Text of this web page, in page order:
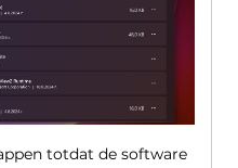
totdat de software